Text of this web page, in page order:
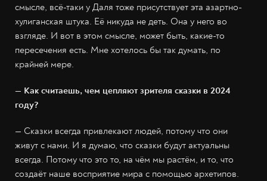
смысле, всё-таки у Даля тоже присутствует эта азартно-
хулиганская штука. Её никуда не деть. Она у него во
взгляде. И вот в этом смысле, может быть, какие-то
пересечения есть. Мне хотелось бы так думать, по
крайней мере.
— Как считаешь, чем цепляют зрителя сказки в 2024
году?
— Сказки всегда привлекают людей, потому что они
живут с нами. И я думаю, что сказки будут актуальны
всегда. Потому что это то, на чём мы растём, и то, что
создаёт наше восприятие мира с помощью архетипов.